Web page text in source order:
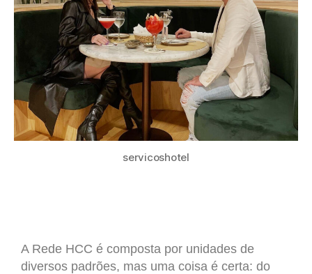
servicoshotel
A Rede HCC é composta por unidades de
diversos padrões, mas uma coisa é certa: do